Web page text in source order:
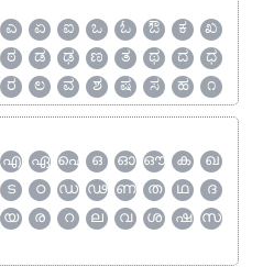
ಎ ಏ ಐ ಒ ಓ ಔ ಕ
ಖ
ಠ ಡ ಢ ಣ ತ ಥ ದ
ಧ
ರ ಲ ವ ಶ ಷ ಸ ಹ ೧
എ ഏ ഐ ഒ ഓ ഔ ക
ഖ
ട ഠ ഡ ഢ ണ ത ഥ
ദ
യ ര റ ല വ ശ ഷ
സ